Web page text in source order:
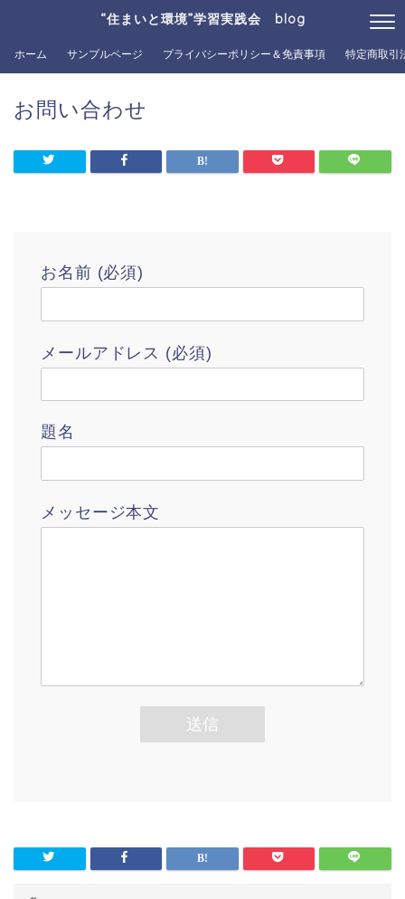
“住まいと環境”学習実践会 blog
ホーム サンプルページ プライバシーポリシー＆免責事項 特定商取引
お問い合わせ
お名前 (必須)
メールアドレス (必須)
題名
メッセージ本文